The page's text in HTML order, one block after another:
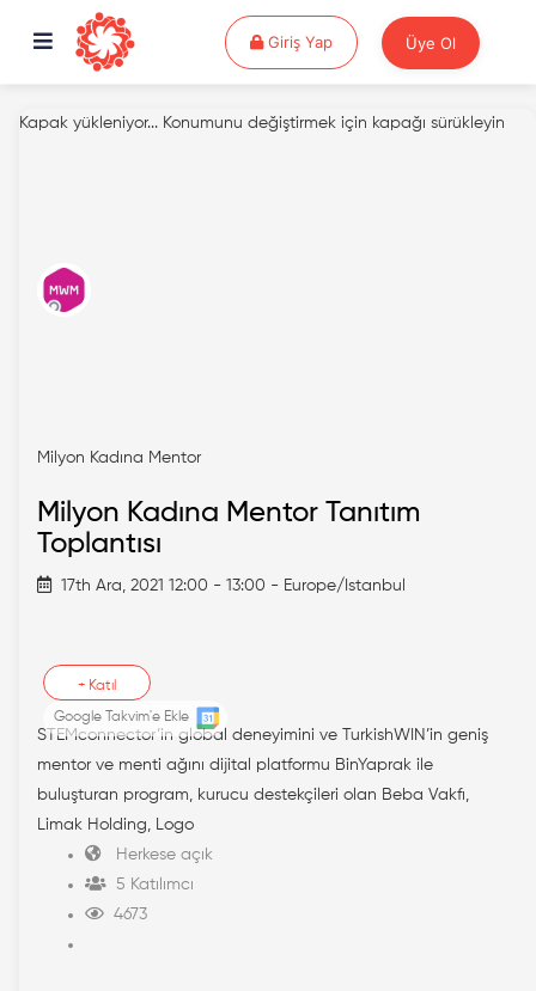
Giriş YapGiriş Yap Üye Ol
Kapak yükleniyor... Konumunu değiştirmek için kapağı sürükleyin
Milyon Kadına Mentor
Milyon Kadına Mentor Tanıtım
Toplantısı
17th Ara, 2021 12:00 - 13:00 - Europe/Istanbul
+ Katıl
Google Takvim'e Ekle
STEMconnector’in global deneyimini ve TurkishWIN’in geniş
mentor ve menti ağını dijital platformu BinYaprak ile
buluşturan program, kurucu destekçileri olan Beba Vakfı,
Limak Holding, Logo
Herkese açık
5 Katılımcı
4673